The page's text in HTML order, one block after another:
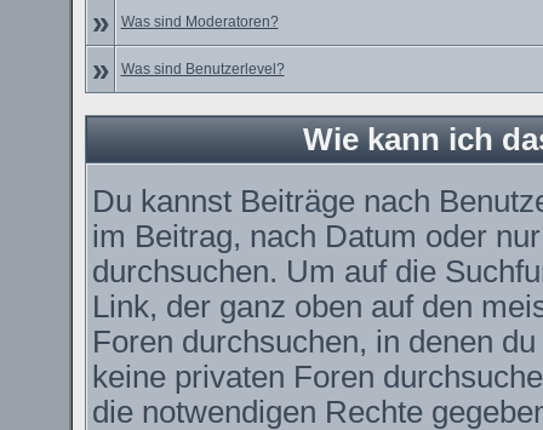
» Was sind Moderatoren?
» Was sind Benutzerlevel?
Wie kann ich
Du kannst Beiträge nach
im Beitrag, nach Datum oder
durchsuchen. Um auf die
Link, der ganz oben auf den
Foren durchsuchen, in denen
keine privaten Foren
die notwendigen Rechte